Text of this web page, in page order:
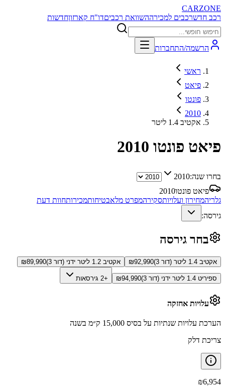
CARZONE
רכב חדשרכבים למכירההשוואת רכביםדו"ח קארזוןחדשות
הרשמה/התחברות
ראשי
פיאט
פונטו
2010
אקטיב 1.4 ליטר
פיאט פונטו 2010
בחרו שנה:2010
פיאט פונטו2010
גלריהמחירון ועלויותסקירהמפרט מלאבטיחותמכירותחוות דעת
גירסה:
בחר גירסה
אקטיב 1.4 ליטר (דור 3) ₪92,990 אקטיב 1.2 ליטר ידני (דור 3) ₪89,990
ספיריט 1.4 ליטר ידני (דור 3) ₪94,990 +2 גירסאות
עלויות אחזקה
הערכת עלויות שנתיות על בסיס 15,000 ק״מ בשנה
צריכת דלק
₪6,954